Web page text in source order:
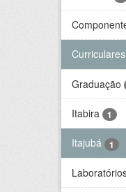
Curriculares
Graduação
Itabira 1
Itajubá 1